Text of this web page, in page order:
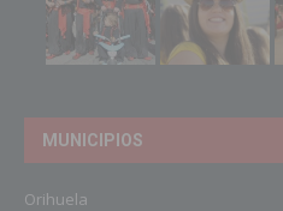
MUNICIPIOS
Orihuela